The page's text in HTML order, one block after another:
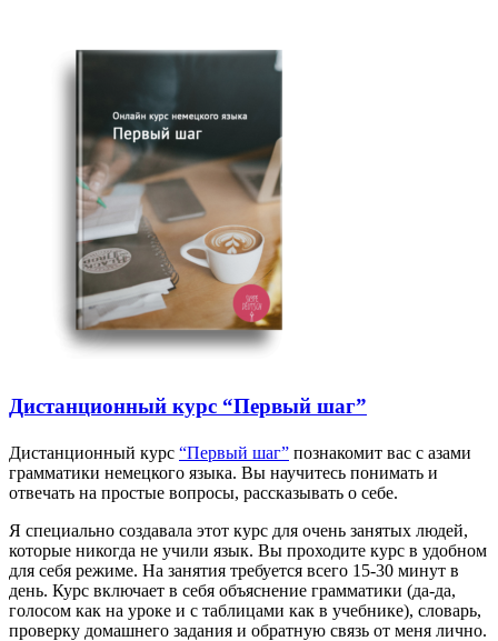
Дистанционный курс “Первый шаг”
Дистанционный курс “Первый шаг” познакомит вас с азами
грамматики немецкого языка. Вы научитесь понимать и
отвечать на простые вопросы, рассказывать о себе.
Я специально создавала этот курс для очень занятых людей,
которые никогда не учили язык. Вы проходите курс в удобном
для себя режиме. На занятия требуется всего 15-30 минут в
день. Курс включает в себя объяснение грамматики (да-да,
голосом как на уроке и с таблицами как в учебнике), словарь,
проверку домашнего задания и обратную связь от меня лично.